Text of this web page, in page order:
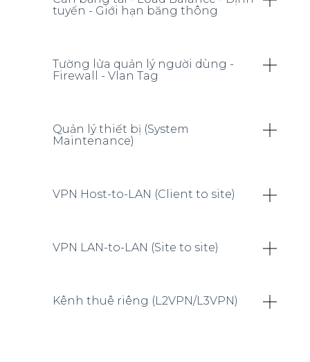
tuyến - Giới hạn băng thông
Tường lửa quản lý người dùng -
Firewall - Vlan Tag
Quản lý thiết bị (System
Maintenance)
VPN Host-to-LAN (Client to site)
VPN LAN-to-LAN (Site to site)
Kênh thuê riêng (L2VPN/L3VPN)